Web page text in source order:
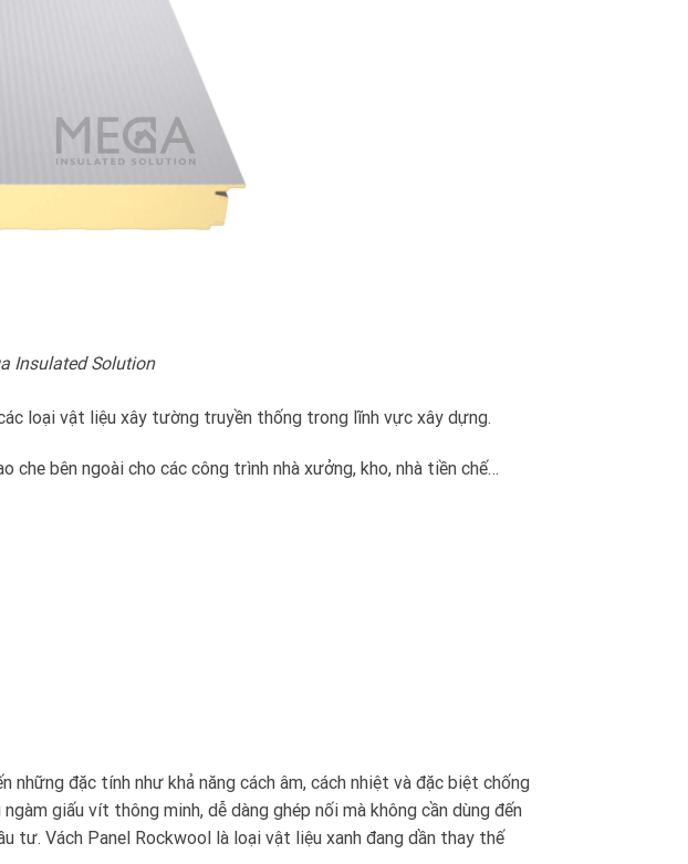
Insulated Solution
loại vật liệu xây tường truyền thống trong lĩnh vực xây dựng.
bên ngoài cho các công trình nhà xưởng, kho, nhà tiền chế…
đặc tính như khả năng cách âm, cách nhiệt và đặc biệt chống
giấu vít thông minh, dễ dàng ghép nối mà không cần dùng đến
tư. Vách Panel Rockwool là loại vật liệu xanh đang dần thay thế